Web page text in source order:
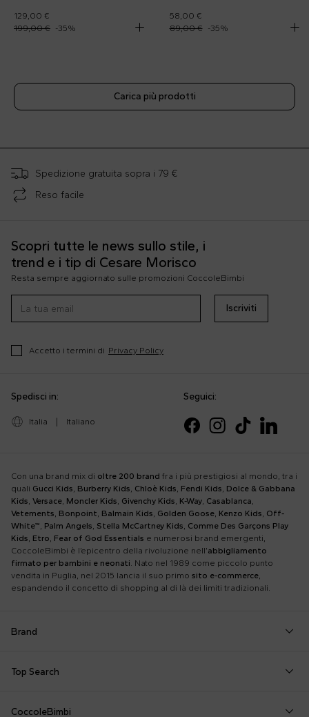
129,00 €
199,00 € -35%
58,00 €
89,00 €
-35%
Carica più prodotti
Spedizione gratuita sopra i 79 €
Reso facile
Scopri tutte le news sullo stile, i
trend e i tip di Cesare Morisco
Resta sempre aggiornato sulle promozioni CoccoleBimbi
Iscriviti
Accetto i termini di Privacy Policy
Spedisci in:
Italia Italiano
Seguici:
Con una brand mix di oltre 200 brand fra i più prestigiosi al mondo, tra i
quali Gucci Kids, Burberry Kids, Chloè Kids, Fendi Kids, Dolce & Gabbana
Kids, Versace, Moncler Kids, Givenchy Kids, K-Way, Casablanca,
Vetements, Bonpoint, Balmain Kids, Golden Goose, Kenzo Kids, Off-
White™, Palm Angels, Stella McCartney Kids, Comme Des Garçons Play
Kids, Etro, Fear of God Essentials e numerosi brand emergenti,
CoccoleBimbi è l’epicentro della rivoluzione nell’abbigliamento
firmato per bambini e neonati. Nato nel 1989 come piccolo punto
vendita in Puglia, nel 2015 lancia il suo primo sito e-commerce,
espandendo il concetto di shopping al di là dei limiti tradizionali.
Brand
Top Search
CoccoleBimbi